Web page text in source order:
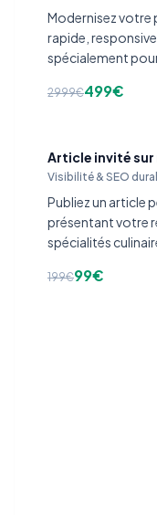
Modernisez votre
rapide,
spécialement
2999€499€
Article invité sur
Visibilité & SEO
Publiez un article
présentant votre
spécialités
199€99€